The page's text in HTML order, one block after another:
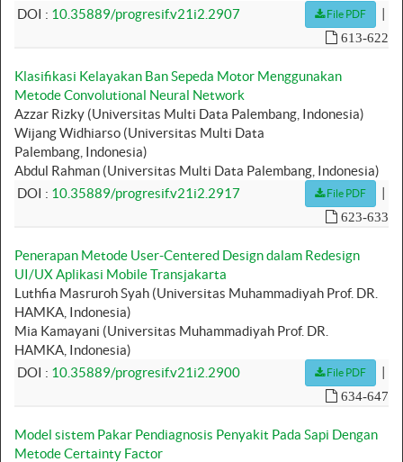
DOI : 10.35889/progresif.v21i2.2907 File PDF |
613-622
Klasifikasi Kelayakan Ban Sepeda Motor Menggunakan
Metode Convolutional Neural Network
Azzar Rizky (Universitas Multi Data Palembang, Indonesia)
Wijang Widhiarso (Universitas Multi Data
Palembang, Indonesia)
Abdul Rahman (Universitas Multi Data Palembang, Indonesia)
DOI : 10.35889/progresif.v21i2.2917 File PDF |
623-633
Penerapan Metode User-Centered Design dalam Redesign
UI/UX Aplikasi Mobile Transjakarta
Luthfia Masruroh Syah (Universitas Muhammadiyah Prof. DR.
HAMKA, Indonesia)
Mia Kamayani (Universitas Muhammadiyah Prof. DR.
HAMKA, Indonesia)
DOI : 10.35889/progresif.v21i2.2900 File PDF |
634-647
Model sistem Pakar Pendiagnosis Penyakit Pada Sapi Dengan
Metode Certainty Factor